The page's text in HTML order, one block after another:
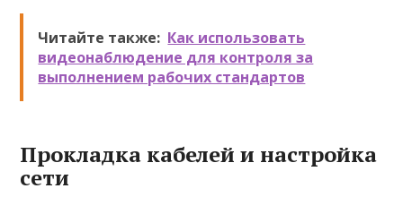
Читайте также: Как использовать
видеонаблюдение для контроля за
выполнением рабочих стандартов
Прокладка кабелей и настройка
сети